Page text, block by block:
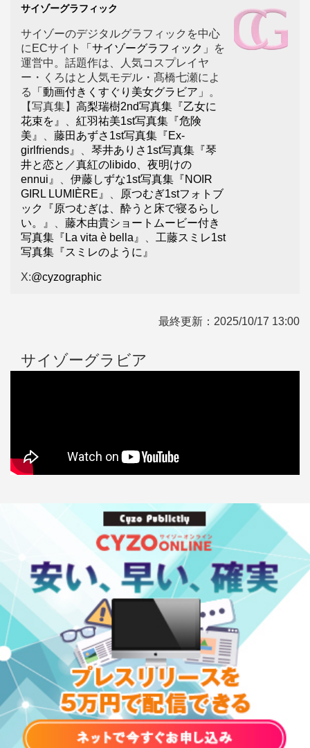
サイゾーグラフィック
サイゾーのデジタルグラフィックを中心
にECサイト
「サイゾーグラフィック」
を
運営中。話題作は、人気コスプレイヤ
ー・くろはと人気モデル・髙橋七瀬によ
る
「動画付きくすぐり美女グラビア」
。
【写真集】 高梨瑞樹2nd写真集『乙女に
花束を』
紅羽祐美1st写真集『危険
美』
藤田あずさ1st写真集『Ex-
girlfriends』
琴井ありさ1st写真集『琴
井と恋と／真紅のlibido、夜明けの
ennui』
伊藤しずな1st写真集『NOIR
GIRL LUMIÈRE』
原つむぎ1stフォトブ
ック『原つむぎは、酔うと床で寝るらし
い。』
藤木由貴ショートムービー付き
写真集『La vita è bella』
工藤スミレ1st
写真集『スミレのように』
X:@cyzographic
最終更新： 2025/10/17 13:00
サイゾーグラビア